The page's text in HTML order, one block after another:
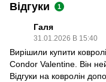
Відгуки 1
Галя
31.01.2026 В 15:40
Вирішили купити
Condor Valentine. Він
Відгуки на ковролін